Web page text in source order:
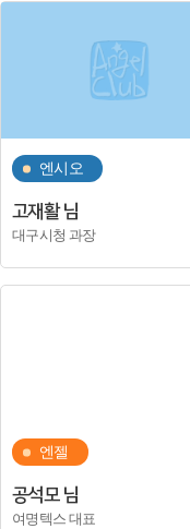
엔시오
고재활 님
대구시청 과장
엔젤
공석모 님
여명텍스 대표